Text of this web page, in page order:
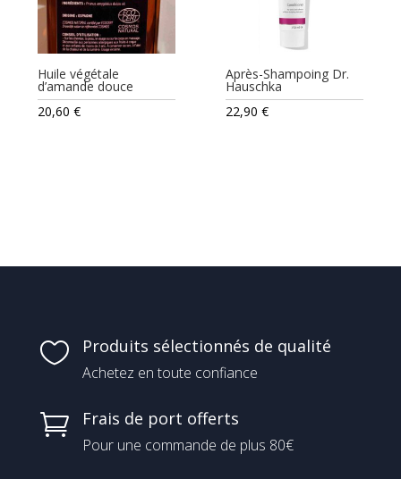
Huile végétale
d’amande douce
20,60€
Après-Shampoing Dr.
Hauschka
22,90€
 Produits sélectionnés de qualité
Achetez en toute confiance
 Frais de port offerts
Pour une commande de plus 80€